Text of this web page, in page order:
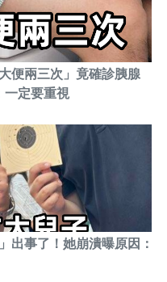
便兩三次」竟確診胰腺
定要重視
出事了！她崩潰曝原因：